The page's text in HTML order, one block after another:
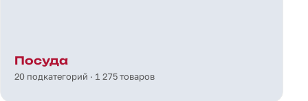
Посуда
20 подкатегорий · 1 275 товаров